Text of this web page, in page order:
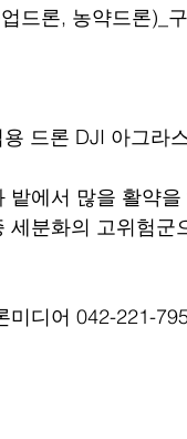
드론, 농약드론)_
드론 DJI 아그라
밭에서 많을 활약
세분화의 고위험
미디어 042-221-